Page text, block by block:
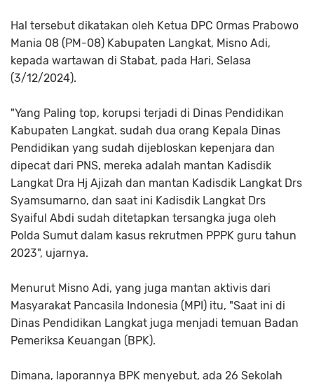
Hal tersebut dikatakan oleh Ketua DPC Ormas Prabowo
Mania 08 (PM-08) Kabupaten Langkat, Misno Adi,
kepada wartawan di Stabat, pada Hari, Selasa
(3/12/2024).
"Yang Paling top, korupsi terjadi di Dinas Pendidikan
Kabupaten Langkat. sudah dua orang Kepala Dinas
Pendidikan yang sudah dijebloskan kepenjara dan
dipecat dari PNS, mereka adalah mantan Kadisdik
Langkat Dra Hj Ajizah dan mantan Kadisdik Langkat Drs
Syamsumarno, dan saat ini Kadisdik Langkat Drs
Syaiful Abdi sudah ditetapkan tersangka juga oleh
Polda Sumut dalam kasus rekrutmen PPPK guru tahun
2023", ujarnya.
Menurut Misno Adi, yang juga mantan aktivis dari
Masyarakat Pancasila Indonesia (MPI) itu, "Saat ini di
Dinas Pendidikan Langkat juga menjadi temuan Badan
Pemeriksa Keuangan (BPK).
Dimana, laporannya BPK menyebut, ada 26 Sekolah